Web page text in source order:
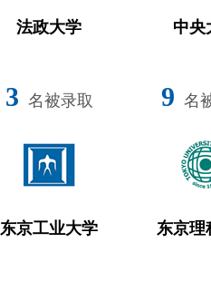
法政大学 中央
3 名被录取
东京工业大学
9 名
东京理